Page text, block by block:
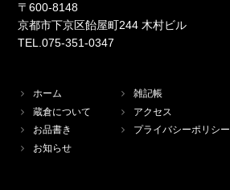
〒600-8148
京都市下京区飴屋町244 木村ビル
TEL.075-351-0347
ホーム
蔵倉について
お品書き
お知らせ
雑記帳
アクセス
プライバシーポリシー